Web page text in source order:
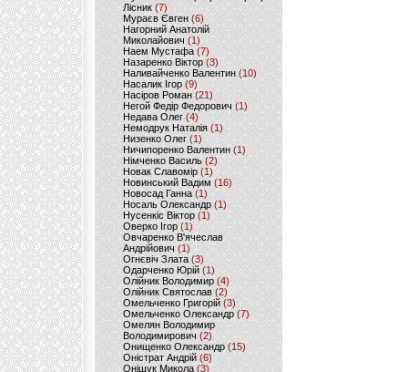
Лісник (7)
Мураєв Євген(6)
Нагорний Анатолій
Миколайович (1)
Наем Мустафа (7)
Назаренко Віктор (3)
Наливайченко Валентин (10)
Насалик Ігор(9)
Насіров Роман (21)
Негой Федір Федорович(1)
Недава Олег(4)
Немодрук Наталія(1)
Низенко Олег (1)
Ничипоренко Валентин (1)
Німченко Василь (2)
Новак Славомір (1)
Новинський Вадим (16)
Новосад Ганна (1)
Носаль Олександр (1)
Нусенкіс Віктор (1)
Оверко Ігор (1)
Овчаренко В'ячеслав
Андрійович(1)
Огнєвіч Злата (3)
Одарченко Юрій(1)
Олійник Володимир (4)
Олійник Святослав (2)
Омельченко Григорій (3)
Омельченко Олександр(7)
Омелян Володимир
Володимирович (2)
Онищенко Олександр (15)
Оністрат Андрій (6)
Оніщук Микола (3)